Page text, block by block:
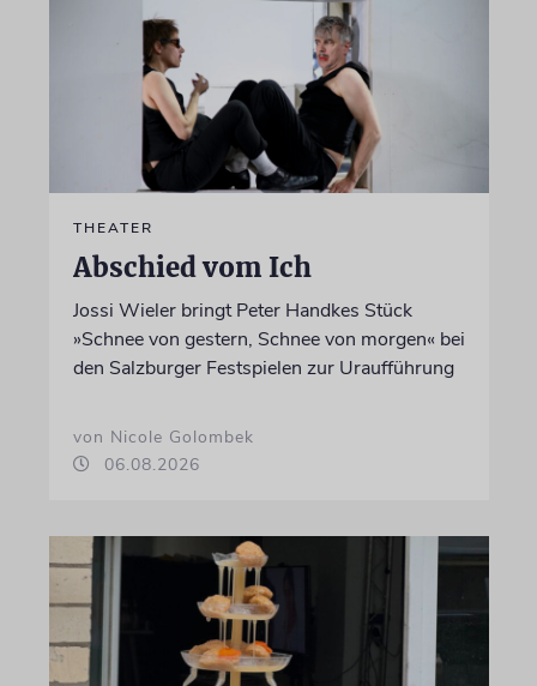
THEATER
Abschied vom Ich
Jossi Wieler bringt Peter Handkes Stück
»Schnee von gestern, Schnee von morgen« bei
den Salzburger Festspielen zur Uraufführung
von Nicole Golombek
06.08.2026